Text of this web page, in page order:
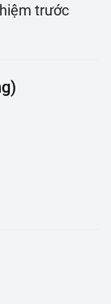
trước